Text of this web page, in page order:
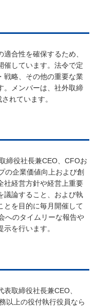
合性を確保するため、
催しています。法令で定
戦略、その他の重要な業
。メンバーは、社外取締
れています。
締役社長兼CEO、CFOお
の企業価値向上および創
社経営方針や経営上重要
議論すること、および執
とを目的に毎月開催して
へのタイムリーな報告や
を行います。
取締役社長兼CEO、
以上の役付執行役員なら